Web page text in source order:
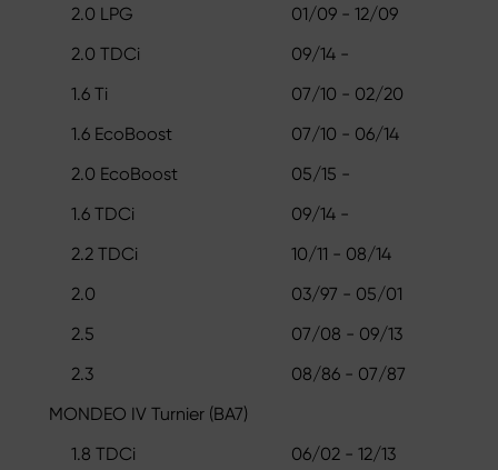
2.0 LPG
01/09 - 12/09
2.0 TDCi
09/14 -
1.6 Ti
07/10 - 02/20
1.6 EcoBoost
07/10 - 06/14
2.0 EcoBoost
05/15 -
1.6 TDCi
09/14 -
2.2 TDCi
10/11 - 08/14
2.0
03/97 - 05/01
2.5
07/08 - 09/13
2.3
08/86 - 07/87
MONDEO IV Turnier (BA7)
1.8 TDCi
06/02 - 12/13